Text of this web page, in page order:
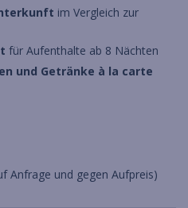
im Vergleich zur
für Aufenthalte ab 8 Nächten
und Getränke à la carte
Anfrage und gegen Aufpreis)